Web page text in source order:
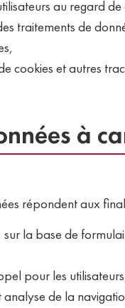
au regard
traitements de
cookies et autres
à
répondent aux
sur la base de
pour les
de la